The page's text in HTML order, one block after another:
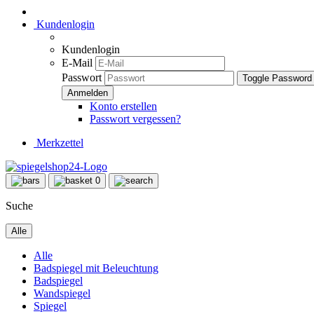
Kundenlogin
Kundenlogin
E-Mail
Passwort
Toggle
Konto erstellen
Passwort vergessen?
Merkzettel
0
Suche
Alle
Alle
Badspiegel mit Beleuchtung
Badspiegel
Wandspiegel
Spiegel